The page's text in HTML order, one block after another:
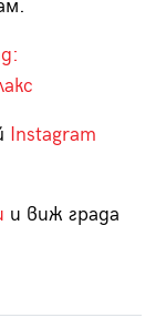
Instagram
и виж града